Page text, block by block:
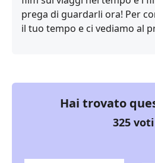
prega di guardarli ora! Per
il tuo tempo e ci vediamo al
Hai trovato
325voti